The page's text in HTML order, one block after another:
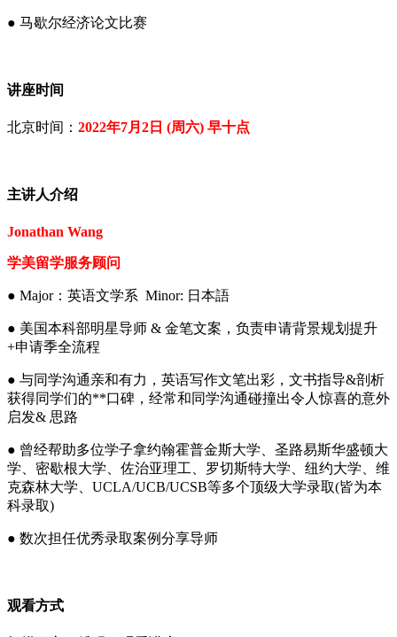
● 马歇尔经济论文比赛
讲座时间
北京时间： 2022年7月2日 (周六) 早十点
主讲人介绍
Jonathan Wang
学美留学服务顾问
● Major：英语文学系 Minor: 日本語
● 美国本科部明星导师 & 金笔文案，负责申请背景规划提升
+申请季全流程
● 与同学沟通亲和有力，英语写作文笔出彩，文书指导&剖析
获得同学们的**口碑，经常和同学沟通碰撞出令人惊喜的意外
启发& 思路
● 曾经帮助多位学子拿约翰霍普金斯大学、圣路易斯华盛顿大
学、密歇根大学、佐治亚理工、罗切斯特大学、纽约大学、维
克森林大学、UCLA/UCB/UCSB等多个顶级大学录取(皆为本
科录取)
● 数次担任优秀录取案例分享导师
观看方式